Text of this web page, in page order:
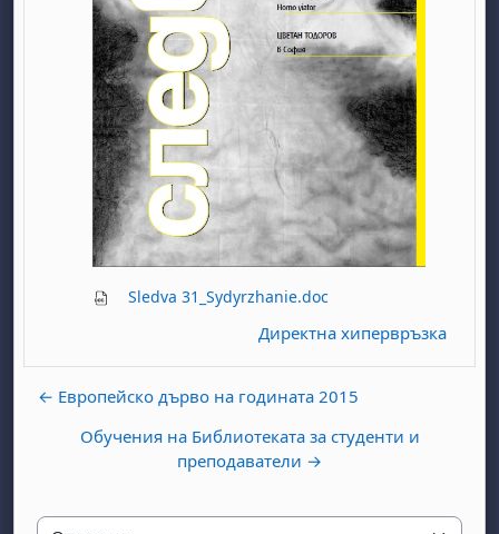
Sledva 31_Sydyrzhanie.doc
Директна хипервръзка
← Европейско дърво на годината 2015
Обучения на Библиотеката за студенти и
преподаватели →
1 август
неделя, 2 август
8 август
неделя, 9 август
август
август
22 август
неделя, 23 август